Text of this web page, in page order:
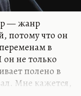
— жанр
потому что он
в
не только
полено в
Мне кажется,